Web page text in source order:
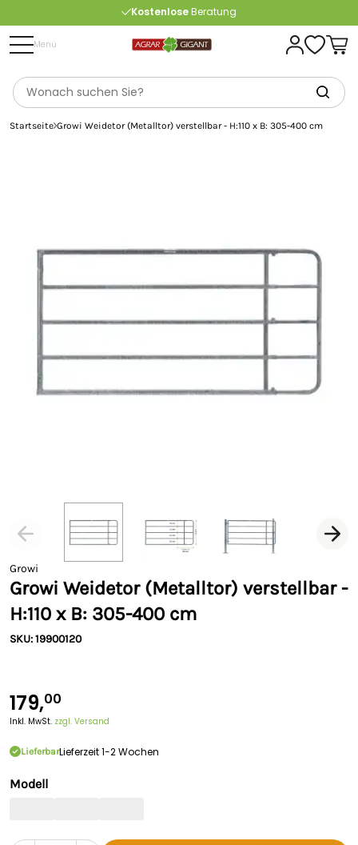
KostenloseBeratung
ab 175 € (in DE) – außer Sperrgut
Menü
Startseite Growi Weidetor (Metalltor) verstellbar - H:110 x B: 305-400 cm
Growi
Growi Weidetor (Metalltor) verstellbar -
H:110 x B: 305-400 cm
SKU: 19900120
179,00
Inkl. MwSt. zzgl. Versand
LieferbarLieferzeit 1-2 Wochen
Modell